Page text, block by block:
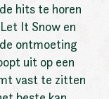
hits te horen
It Snow en
ontmoeting
uit op een
vast te zitten